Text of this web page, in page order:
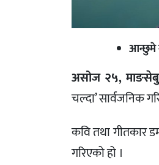
आन्छुमे
असोज २५,
चल्दा’ सार्वजनिक
कवि तथा गीतकार
गरिएको हो ।